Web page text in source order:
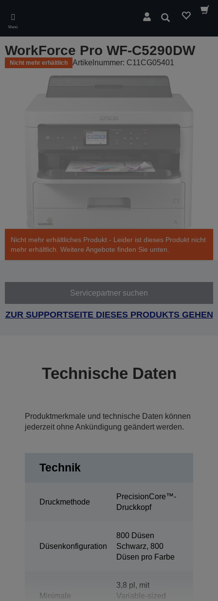
main
content
Menü
Suchen
WorkForce Pro WF-C5290DW
Nicht mehr erhältlich Artikelnummer: C11CG05401
Nicht mehr erhältliches Produkt - Leider ist dieses Produkt nicht
mehr erhältlich. Weitere Angebote finden Sie unten.
Servicepartner suchen
ZUR SUPPORTSEITE DIESES PRODUKTS GEHEN
Technische Daten
Produktmerkmale und technische Daten können
jederzeit ohne Ankündigung geändert werden.
Technik
Druckmethode
PrecisionCore™-
Druckkopf
Düsenkonfiguration
800 Düsen
Schwarz, 800
Düsen pro Farbe
Minimale
3,8 pl, mit
Variable-sized